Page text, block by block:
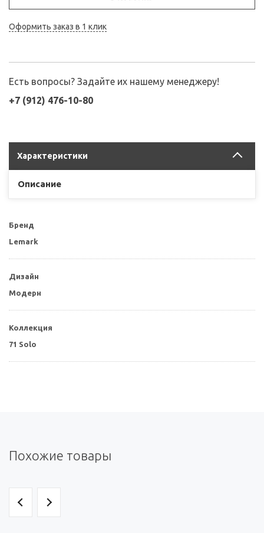
Оформить заказ в 1 клик
Есть вопросы? Задайте их нашему менеджеру!
+7 (912) 476-10-80
Характеристики
Описание
Бренд
Lemark
Дизайн
Модерн
Коллекция
71 Solo
Похожие товары